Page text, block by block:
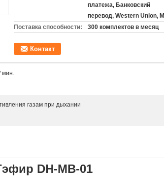
платежа, Банковский
перевод, Western Union, M
Поставка способности:
300 комплектов в месяц
Контакт
мин.
газам при дыхании
эфир DH-MB-01